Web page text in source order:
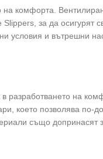
комфорта.
за да осигурят
условия и вътрешни
разработването на
което позволява по-
също допринасят